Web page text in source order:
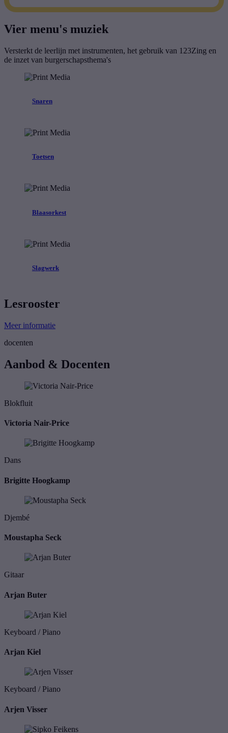
Vier menu's muziek
Versterkt de leerlijn met instrumenten, het gebruik van 123Zing en
de inzet van burgerschapsthema's
Snaren
Toetsen
Blaasorkest
Slagwerk
Lesrooster
Meer informatie
docenten
Aanbod & Docenten
Blokfluit
Victoria Nair-Price
Dans
Brigitte Hoogkamp
Djembé
Moustapha Seck
Gitaar
Arjan Buter
Keyboard / Piano
Arjan Kiel
Keyboard / Piano
Arjen Visser